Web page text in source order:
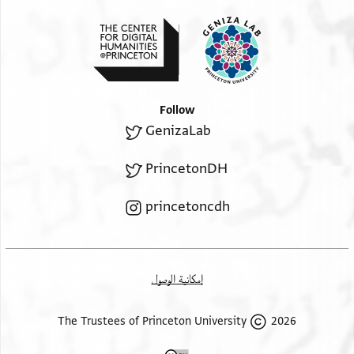
מעה ואלכרסי הו פי אל דוכאן ואנא אקבל
ידך ואכרמך באגל סלאם ומן ענדך ועלי
וואלדתה יקבלו ידכם ושלום ישע יקרב
וקד ארסלת עריצי כאן כליע ומכלף כליע אן
מולאי יחתפץ בהם ויוצלהם ושלום
Bottom margin, parallel lines written upside down.
נס[יו]ן הקלמ[ס] . . . הדיו לידע מה
כ . יו . הלו תדע על
Follow
GenizaLab
PrincetonDH
princetoncdh
إمكانية الوصول
2026 The Trustees of Princeton University